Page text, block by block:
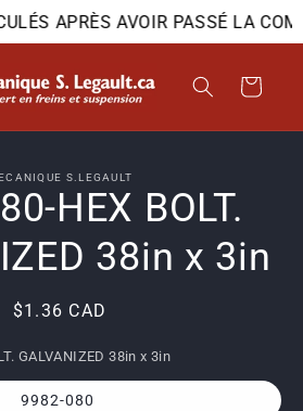
APRÈS AVOIR PASSÉ LA
Panier
S.LEGAULT
HEX BOLT.
38in x 3in
Prix
$1.36 CAD
HEX BOLT. GALVANIZED 38in x 3in
9982-080